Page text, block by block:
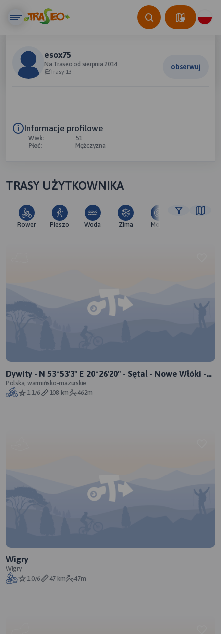
esox75
Na Traseo od sierpnia 2014
Trasy 13
obserwuj
Informacje profilowe
Wiek:
51
Płeć:
Mężczyzna
TRASY UŻYTKOWNIKA
Rower Pieszo Woda Zima Moto
Dywity - N 53°53'3" E 20°26'20" - Sętal - Nowe Włóki -
Tuławki - Radostowo - N 53°59'47" E 20°53'37"
Polska, warmińsko-mazurskie
1.1/6
108 km 462m
Wigry
Wigry
1.0/6
47 km 47m